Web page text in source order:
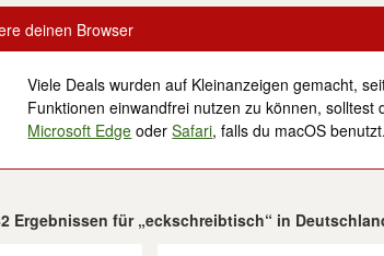
deinen Browser
Viele Deals wurden auf Kleinanzeigen gemacht,
Funktionen einwandfrei nutzen zu können,
Microsoft Edge oderSafari, falls du macOS benutzt.
Ergebnissen für „eckschreibtisch“ in